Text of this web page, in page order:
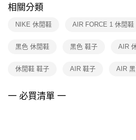
※ 交易是否成功請以「AFTEE先享後付 」之結
是否繳費成功／繳費後需取消欲退款等相關疑
客戶支援中心」
https://
１．透過由恩沛科技股份有限公司提供之「
權轉讓予恩沛科技股份有限公司。
３．未成年的使用者請事先徵得法定代理人或
「AFTEE先享後付」，若未經同意申辦者引起
相關分類
NIKE 休閒鞋 AIR FORCE 1 休閒鞋
黑色 休閒鞋 黑色 鞋子 AIR
休閒鞋 鞋子 AIR 鞋子 AIR
一 必買清單 一